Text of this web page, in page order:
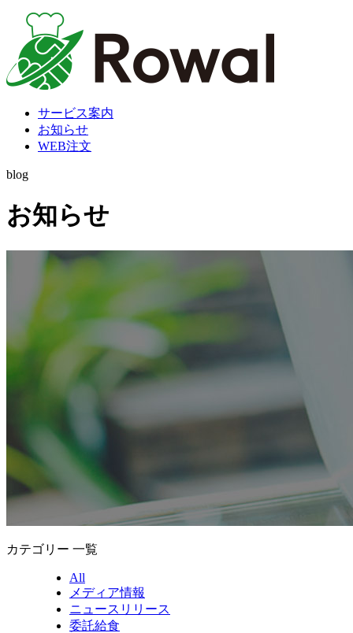
サービス案内
お知らせ
WEB注文
blog
お知らせ
カテゴリー 一覧
All
メディア情報
ニュースリリース
委託給食